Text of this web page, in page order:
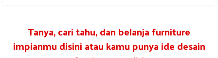
Tanya, cari tahu, dan belanja furniture
impianmu disini atau kamu punya ide desain